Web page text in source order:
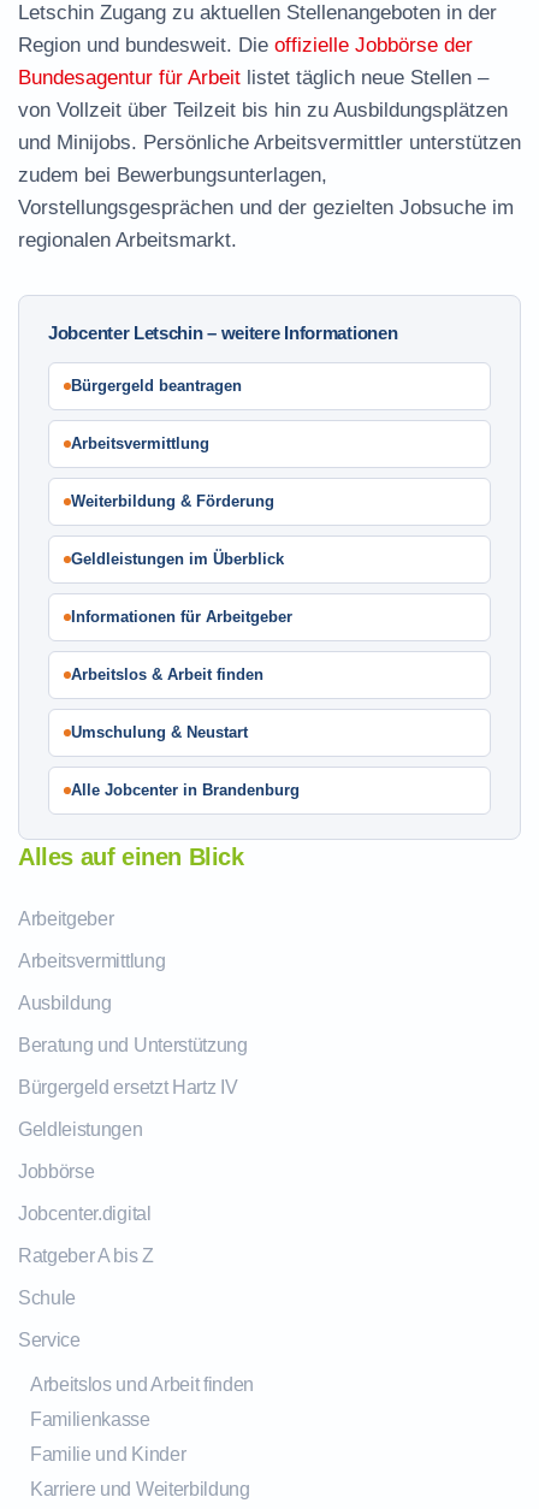
Letschin Zugang zu aktuellen Stellenangeboten in der
Region und bundesweit. Die offizielle Jobbörse der
Bundesagentur für Arbeit listet täglich neue Stellen –
von Vollzeit über Teilzeit bis hin zu Ausbildungsplätzen
und Minijobs. Persönliche Arbeitsvermittler unterstützen
zudem bei Bewerbungsunterlagen,
Vorstellungsgesprächen und der gezielten Jobsuche im
regionalen Arbeitsmarkt.
Jobcenter Letschin – weitere Informationen
Bürgergeld beantragen
Arbeitsvermittlung
Weiterbildung & Förderung
Geldleistungen im Überblick
Informationen für Arbeitgeber
Arbeitslos & Arbeit finden
Umschulung & Neustart
Alle Jobcenter in Brandenburg
Alles auf einen Blick
Arbeitgeber
Arbeitsvermittlung
Ausbildung
Beratung und Unterstützung
Bürgergeld ersetzt Hartz IV
Geldleistungen
Jobbörse
Jobcenter.digital
Ratgeber A bis Z
Schule
Service
Arbeitslos und Arbeit finden
Familienkasse
Familie und Kinder
Karriere und Weiterbildung